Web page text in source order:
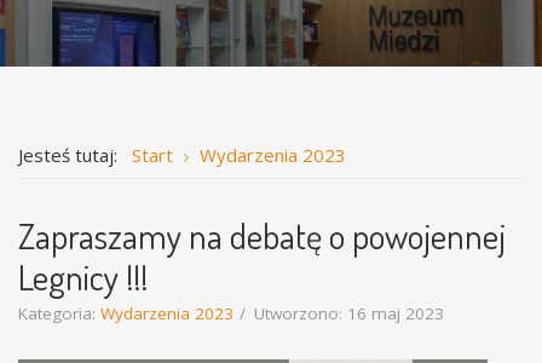
Jesteś tutaj: Start Wydarzenia 2023
Zapraszamy na debatę o powojennej
Legnicy !!!
Kategoria: Wydarzenia 2023 Utworzono: 16 maj 2023